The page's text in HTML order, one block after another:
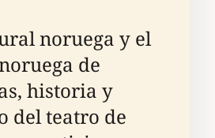
noruega y el
de
historia y
del teatro de